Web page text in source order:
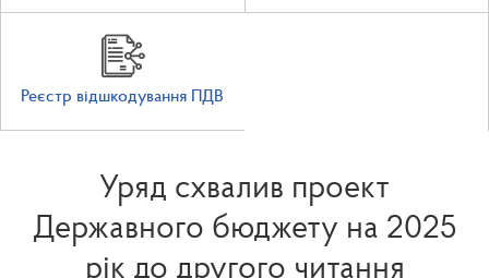
Реєстр відшкодування ПДВ
Уряд схвалив проект
Державного бюджету на 2025
рік до другого читання